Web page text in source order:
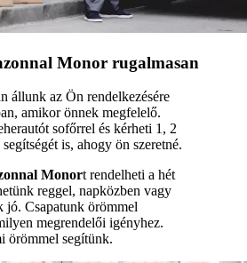
Monor rugalmasan
állunk az Ön rendelkezésére
amikor önnek megfelelő.
sofőrrel és kérheti 1, 2
is, ahogy ön szeretné.
Monort rendelheti a hét
reggel, napközben vagy
jó. Csapatunk örömmel
megrendelői igényhez.
örömmel segítünk.